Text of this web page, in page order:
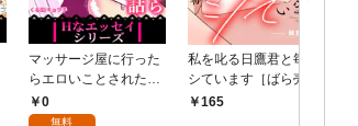
マッサージ屋に行った
らエロいことされた話
1 0
無料
私を叱る日鷹君と毎晩
シています［ばら売
り］ 第1話
165